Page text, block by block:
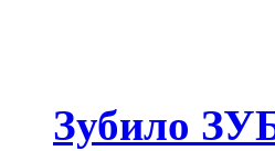
Зубило